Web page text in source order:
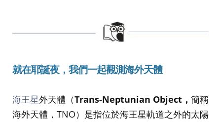
就在耶誕夜， 我們一起觀測海外天體
海王星外天體（Trans-Neptunian Object， 簡稱
海外天體，TNO）是指位於海王星軌道之外的太陽